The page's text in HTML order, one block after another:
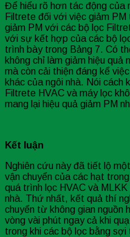
Để hiểu rõ hơn tác động của
Filtrete đối với việc giảm
giảm PM với các bộ lọc
với sự kết hợp của các bộ
trình bày trong Bảng 7. Có
không chỉ làm giảm hiệu quả
mà còn cải thiện đáng kể
khác của ngôi nhà. Nói
Filtrete HVAC và máy lọc
mang lại hiệu quả giảm PM
Kết luận
Nghiên cứu này đã tiết lộ
vận chuyển của các hạt
quá trình lọc HVAC và
nhà. Thứ nhất, kết quả thí
chuyển từ không gian nguồn
vòng vài phút ngay cả khi
trong khi các bộ lọc bằng